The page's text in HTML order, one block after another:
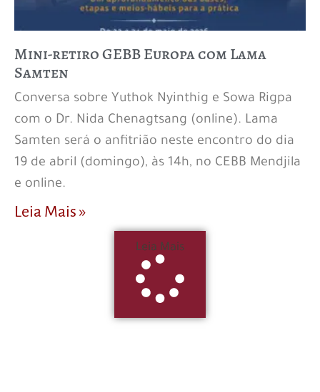
Mini-retiro GEBB Europa com Lama
Samten
Conversa sobre Yuthok Nyinthig e Sowa Rigpa
com o Dr. Nida Chenagtsang (online). Lama
Samten será o anfitrião neste encontro do dia
19 de abril (domingo), às 14h, no CEBB Mendjila
e online.
Leia Mais »
Leia Mais